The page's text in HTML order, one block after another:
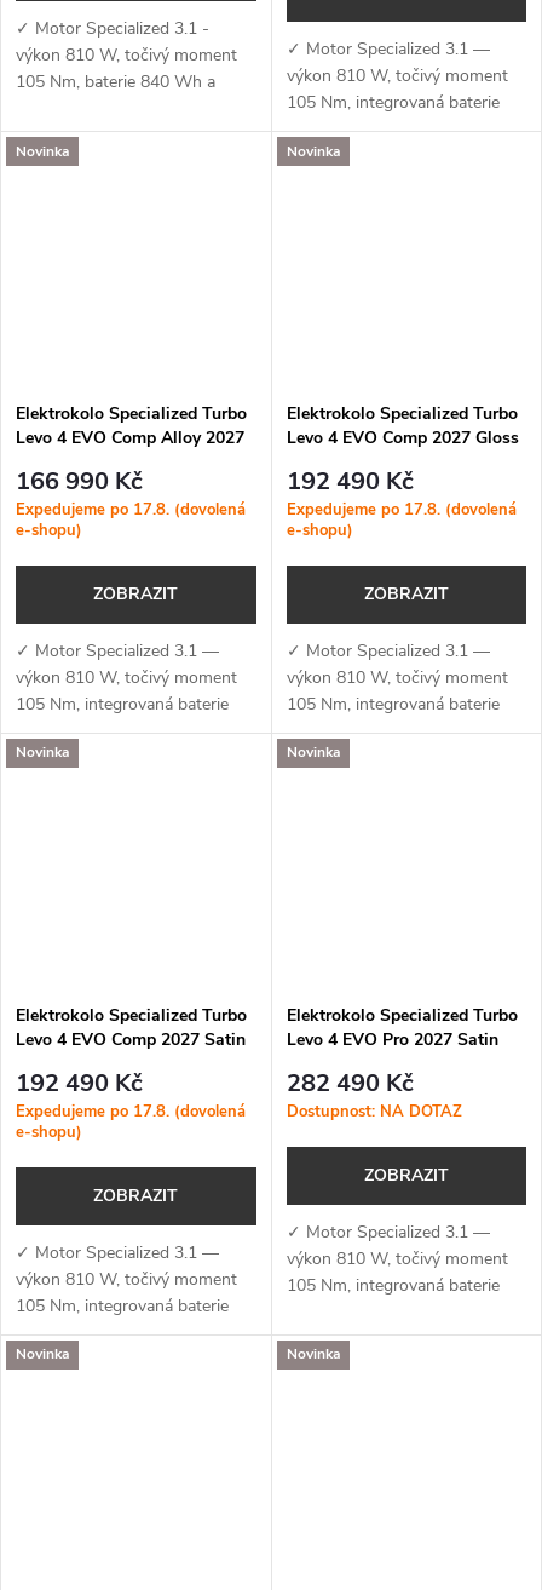
✓ Motor Specialized 3.1 -
výkon 810 W, točivý moment
105 Nm, baterie 840 Wh a
(MicroTune, OTA aktualizace,
Bluetooth, ANT+, Apple Find
✓ Motor Specialized 3.1 —
výkon 810 W, točivý moment
105 Nm, integrovaná baterie
840 Wh a podpora aplikace
Specialized (MicroTune, OTA
Novinka
Elektrokolo Specialized Turbo
Levo 4 EVO Comp Alloy 2027
Bordeaux Metallic
166 990 Kč
Expedujeme po 17.8. (dovolená
e-shopu)
ZOBRAZIT
✓ Motor Specialized 3.1 —
výkon 810 W, točivý moment
105 Nm, integrovaná baterie
840 Wh a podpora aplikace
Specialized (MicroTune, OTA
Novinka
Elektrokolo Specialized Turbo
Levo 4 EVO Comp 2027 Gloss
192 490 Kč
Expedujeme po 17.8. (dovolená
e-shopu)
ZOBRAZIT
✓ Motor Specialized 3.1 —
výkon 810 W, točivý moment
105 Nm, integrovaná baterie
840 Wh a podpora aplikace
Specialized (MicroTune, OTA
Novinka
Elektrokolo Specialized Turbo
Levo 4 EVO Comp 2027 Satin
192 490 Kč
Expedujeme po 17.8. (dovolená
e-shopu)
ZOBRAZIT
✓ Motor Specialized 3.1 —
výkon 810 W, točivý moment
105 Nm, integrovaná baterie
840 Wh a podpora aplikace
Specialized (MicroTune, OTA
Novinka
Elektrokolo Specialized Turbo
Levo 4 EVO Pro 2027 Satin
282 490 Kč
Dostupnost: NA DOTAZ
ZOBRAZIT
✓ Motor Specialized 3.1 —
výkon 810 W, točivý moment
105 Nm, integrovaná baterie
Specialized (MicroTune, OTA
aktualizace, Bluetooth, ANT+,
Novinka Novinka